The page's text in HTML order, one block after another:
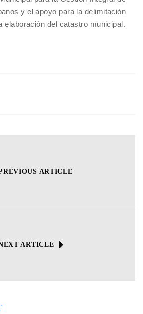
y el apoyo para la delimitación
elaboración del catastro municipal.
ARTICLE
ARTICLE